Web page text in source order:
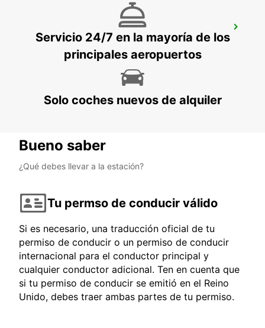
BRISBANE SLACKS CREEK
SLACKS CREEK - AUSTRALIA
Servicio 24/7 en la mayoría de los
principales aeropuertos
Solo coches nuevos de alquiler
Bueno saber
¿Qué debes llevar a la estación?
Tu permso de conducir válido
Si es necesario, una traducción oficial de tu
permiso de conducir o un permiso de conducir
internacional para el conductor principal y
cualquier conductor adicional. Ten en cuenta que
si tu permiso de conducir se emitió en el Reino
Unido, debes traer ambas partes de tu permiso.